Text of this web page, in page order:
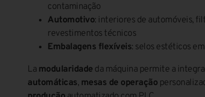
contaminação
Automotivo: interiores de automóveis,
revestimentos técnicos
Embalagens flexíveis: selos estéticos
La modularidade da máquina permite a
automáticas, mesas de operação